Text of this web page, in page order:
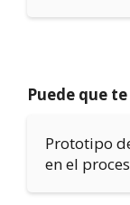
Puede que
Prototipo
en el